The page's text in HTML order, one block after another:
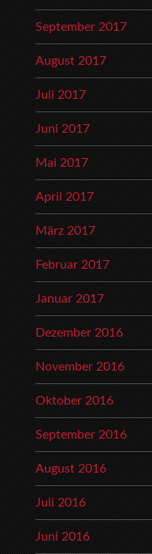
September 2017
August 2017
Juli 2017
Juni 2017
Mai 2017
April 2017
März 2017
Februar 2017
Januar 2017
Dezember 2016
November 2016
Oktober 2016
September 2016
August 2016
Juli 2016
Juni 2016